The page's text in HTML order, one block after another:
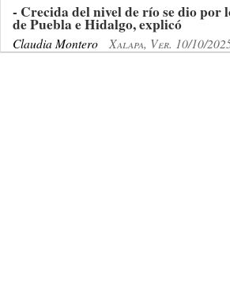
- Crecida del nivel de río se dio por
de Puebla e Hidalgo, explicó
Claudia Montero Xalapa, Ver. 10/10/